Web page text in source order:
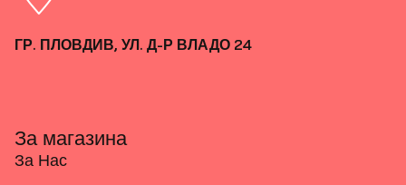
ГР. ПЛОВДИВ, УЛ. Д-Р ВЛАДО 24
За магазина
За Нас